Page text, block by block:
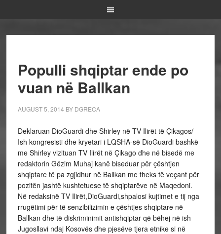
Populli shqiptar ende po
vuan në Ballkan
AUGUST 5, 2014 BY DGRECA
Deklaruan DioGuardi dhe Shirley në TV Ilirët të Çikagos/
Ish kongresisti dhe kryetari i LQSHA-së DioGuardi bashkë
me Shirley vizituan TV Ilirët në Çikago dhe në bisedë me
redaktorin Gëzim Muhaj kanë biseduar për çështjen
shqiptare të pa zgjidhur në Ballkan me theks të veçant për
pozitën jashtë kushtetuese të shqiptarëve në Maqedoni.
Në redaksinë TV Ilirët,DioGuardi,shpalosi kujtimet e tij nga
rrugëtimi për të senzibilizimin e çështjes shqiptare në
Ballkan dhe të diskriminimit antishqiptar që bëhej në ish
Jugosllavi ndaj Kosovës dhe pjesëve tjera etnike si në